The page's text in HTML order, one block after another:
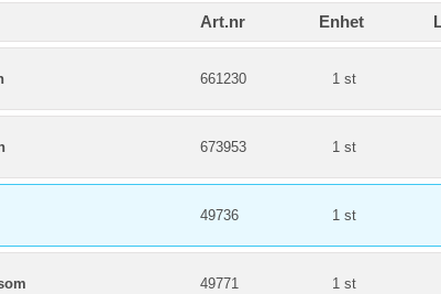
Art.nr Enhet
661230 1 st
673953 1 st
49736 1 st
49771 1 st